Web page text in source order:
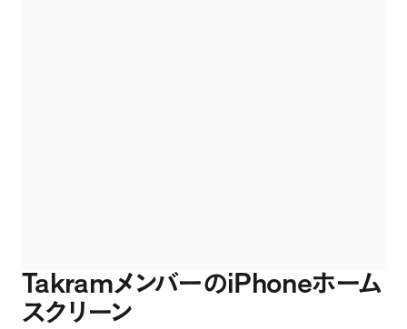
TakramメンバーのiPhoneホーム
スクリーン